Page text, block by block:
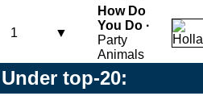
1 ▼
How Do
You Do ·
Party
Animals
Under top-20: